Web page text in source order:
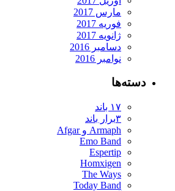
مارس 2017
دسامبر 2016
Armaph و Afgar
Emo Band
Espertip
Homxigen
The Ways
Today Band